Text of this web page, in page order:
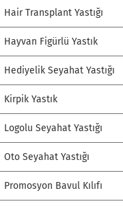
Hair Transplant Yastığı
Hayvan Figürlü Yastık
Hediyelik Seyahat Yastığı
Kirpik Yastık
Logolu Seyahat Yastığı
Oto Seyahat Yastığı
Promosyon Bavul Kılıfı